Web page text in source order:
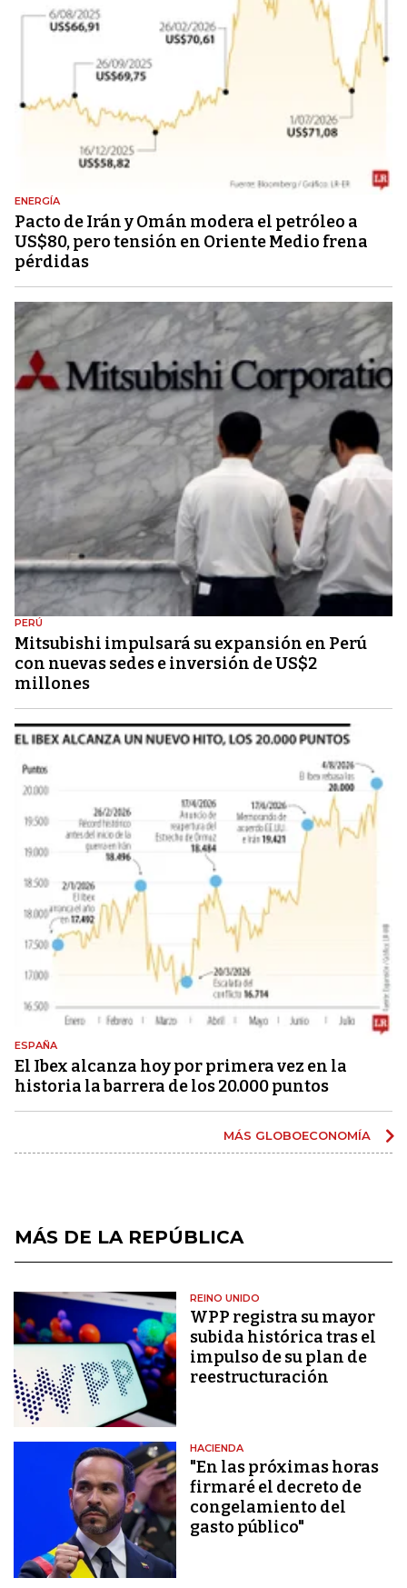
ENERGÍA
Pacto de Irán y Omán modera el petróleo a
US$80, pero tensión en Oriente Medio frena
pérdidas
PERÚ
Mitsubishi impulsará su expansión en Perú
con nuevas sedes e inversión de US$2
millones
ESPAÑA
El Ibex alcanza hoy por primera vez en la
historia la barrera de los 20.000 puntos
MÁS GLOBOECONOMÍA
MÁS DE LA REPÚBLICA
REINO UNIDO
WPP registra su mayor
subida histórica tras el
impulso de su plan de
reestructuración
HACIENDA
"En las próximas horas
firmaré el decreto de
congelamiento del
gasto público"